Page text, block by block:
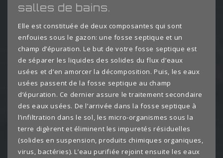
salles de bains.
Elle est constituée de deux composantes qui sont
enfouies sous le gazon: une fosse septique et un
champ d’épuration. Le but de votre fosse septique est
de séparer les liquides des solides du flux d’eaux
usées et d’en amorcer la décomposition. Puis, les eaux
usées passent de la fosse septique au champ
d’épuration. Ce dernier assure le traitement secondaire
des eaux usées. De l’arrivée dans la fosse septique à
l’infiltration dans le sol, les micro-organismes sous la
terre digèrent et éliminent les impuretés résiduelles
(solides en suspension, produits chimiques organiques,
virus, bactéries). L’eau purifiée rejoint ensuite les eaux